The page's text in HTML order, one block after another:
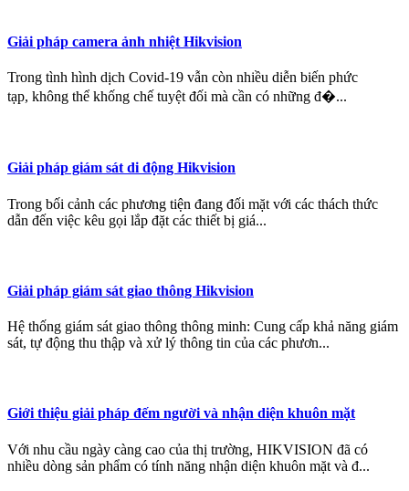
Giải pháp camera ảnh nhiệt Hikvision
Trong tình hình dịch Covid-19 vẫn còn nhiều diễn biến phức
tạp, không thể khống chế tuyệt đối mà cần có những đ�...
Giải pháp giám sát di động Hikvision
Trong bối cảnh các phương tiện đang đối mặt với các thách thức
dẫn đến việc kêu gọi lắp đặt các thiết bị giá...
Giải pháp giám sát giao thông Hikvision
Hệ thống giám sát giao thông thông minh: Cung cấp khả năng giám
sát, tự động thu thập và xử lý thông tin của các phươn...
Giới thiệu giải pháp đếm người và nhận diện khuôn mặt
Với nhu cầu ngày càng cao của thị trường, HIKVISION đã có
nhiều dòng sản phẩm có tính năng nhận diện khuôn mặt và đ...